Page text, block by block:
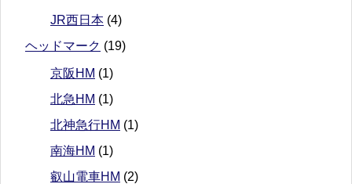
JR西日本 (4)
ヘッドマーク (19)
京阪HM (1)
北急HM (1)
北神急行HM (1)
南海HM (1)
叡山電車HM (2)